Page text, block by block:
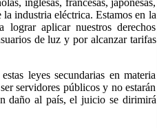
industria eléctrica. Estamos en la
aplicar nuestros derechos
de luz y por alcanzar tarifas
leyes secundarias en materia
servidores públicos y no estarán
daño al país, el juicio se dirimirá